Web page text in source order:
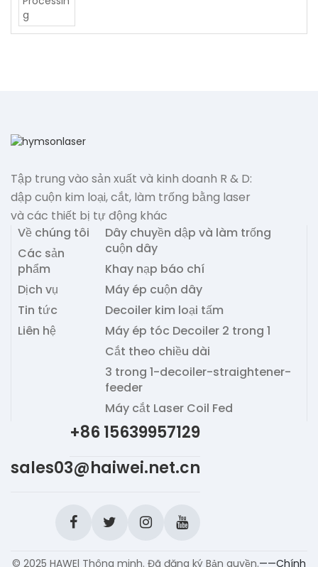
Tập trung vào sản xuất và kinh doanh R & D:
dập cuộn kim loại, cắt, làm trống bằng laser
và các thiết bị tự động khác
Về chúng tôi
Các sản
phẩm
Dịch vụ
Tin tức
Liên hệ
Dây chuyền dập và làm trống
cuộn dây
Khay nạp báo chí
Máy ép cuộn dây
Decoiler kim loại tấm
Máy ép tóc Decoiler 2 trong 1
Cắt theo chiều dài
3 trong 1-decoiler-straightener-
feeder
Máy cắt Laser Coil Fed
+86 15639957129
sales03@haiwei.net.cn
© 2025 HAWEl Thông minh. Đã đăng ký Bản quyền.——Chính